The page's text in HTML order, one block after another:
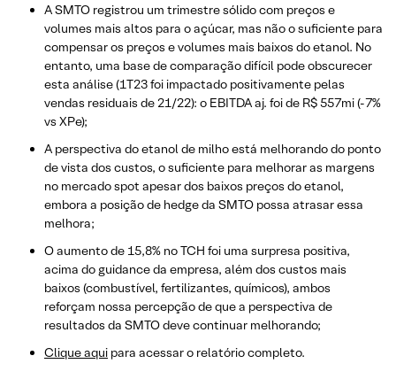
A SMTO registrou um trimestre sólido com preços e
volumes mais altos para o açúcar, mas não o suficiente para
compensar os preços e volumes mais baixos do etanol. No
entanto, uma base de comparação difícil pode obscurecer
esta análise (1T23 foi impactado positivamente pelas
vendas residuais de 21/22): o EBITDA aj. foi de R$ 557mi (-7%
vs XPe);
A perspectiva do etanol de milho está melhorando do ponto
de vista dos custos, o suficiente para melhorar as margens
no mercado spot apesar dos baixos preços do etanol,
embora a posição de hedge da SMTO possa atrasar essa
melhora;
O aumento de 15,8% no TCH foi uma surpresa positiva,
acima do guidance da empresa, além dos custos mais
baixos (combustível, fertilizantes, químicos), ambos
reforçam nossa percepção de que a perspectiva de
resultados da SMTO deve continuar melhorando;
Clique aqui para acessar o relatório completo.